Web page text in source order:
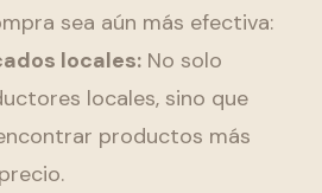
sea aún más efectiva:
locales: No solo
locales, sino que
productos más